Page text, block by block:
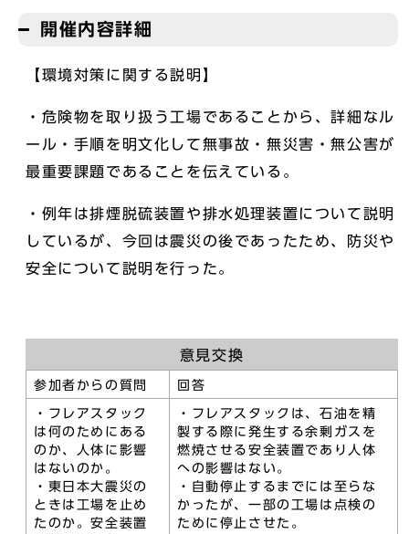
開催内容詳細
【環境対策に関する説明】
・危険物を取り扱う工場であることから、詳細なル
ール・手順を明文化して無事故・無災害・無公害が
最重要課題であることを伝えている。
・例年は排煙脱硫装置や排水処理装置について説明
しているが、今回は震災の後であったため、防災や
安全について説明を行った。
意見交換
参加者からの質問 回答
・フレアスタック
は何のためにある
のか、人体に影響
はないのか。
・東日本大震災の
ときは工場を止め
たのか。安全装置
・フレアスタックは、石油を精
製する際に発生する余剰ガスを
燃焼させる安全装置であり人体
への影響はない。
・自動停止するまでには至らな
かったが、一部の工場は点検の
ために停止させた。